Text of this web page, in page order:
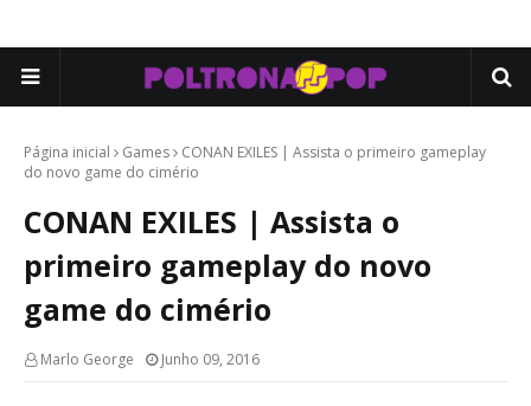
Página inicial Games
CONAN EXILES | Assista o primeiro gameplay
do novo game do cimério
CONAN EXILES | Assista o
primeiro gameplay do novo
game do cimério
Marlo George Junho 09, 2016